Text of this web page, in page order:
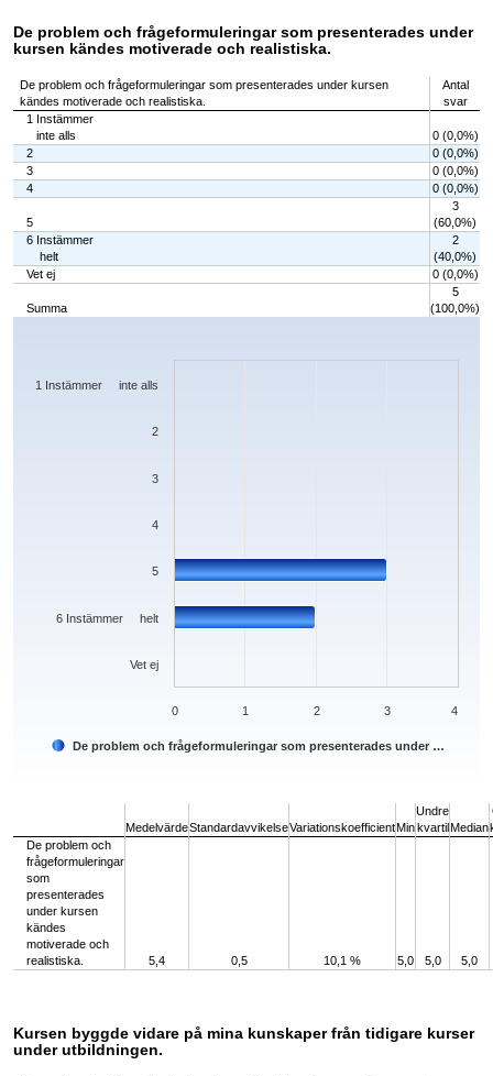
De problem och frågeformuleringar som presenterades under
kursen kändes motiverade och realistiska.
De problem och frågeformuleringar som presenterades under kursen
kändes motiverade och realistiska.
Antal
svar
1 Instämmer
inte alls
0 (0,0%)
2
0 (0,0%)
3
0 (0,0%)
4
0 (0,0%)
5
3
(60,0%)
6 Instämmer
helt
2
(40,0%)
Vet ej
0 (0,0%)
Summa
5
(100,0%)
Chart
The chart has 1 X axis displaying categories.
De problem och frågeformuleringar som presenterades under …
Vet ej
6 Instämmer helt
5
4
3
2
1 Instämmer inte alls
0 1 2 3 4
MedelvärdeStandardavvikelseVariationskoefficientMin
Undre
kvartil Median
De problem och
frågeformuleringar
som
presenterades
under kursen
kändes
motiverade och
realistiska.
5,4 0,5 10,1 % 5,0 5,0 5,0
Kursen byggde vidare på mina kunskaper från tidigare kurser
under utbildningen.